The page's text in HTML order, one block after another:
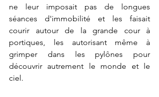
ne leur imposait pas de longues
séances d'immobilité et les faisait
courir autour de la grande cour à
portiques, les autorisant même à
grimper dans les pylônes pour
découvrir autrement le monde et le
ciel.